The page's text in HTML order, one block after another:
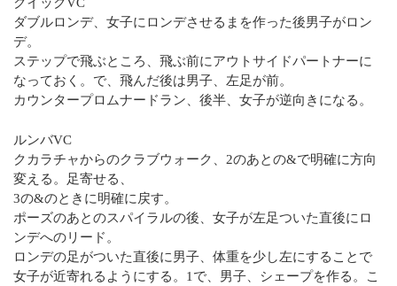
ダブルロンデ、女子にロンデさせるまを作った後男子がロン
デ。
ステップで飛ぶところ、飛ぶ前にアウトサイドパートナーに
なっておく。で、飛んだ後は男子、左足が前。
カウンタープロムナードラン、後半、女子が逆向きになる。
ルンバVC
クカラチャからのクラブウォーク、2のあとの&で明確に方向
変える。足寄せる、
3の&のときに明確に戻す。
ポーズのあとのスパイラルの後、女子が左足ついた直後にロ
ンデへのリード。
ロンデの足がついた直後に男子、体重を少し左にすることで
女子が近寄れるようにする。1で、男子、シェープを作る。こ